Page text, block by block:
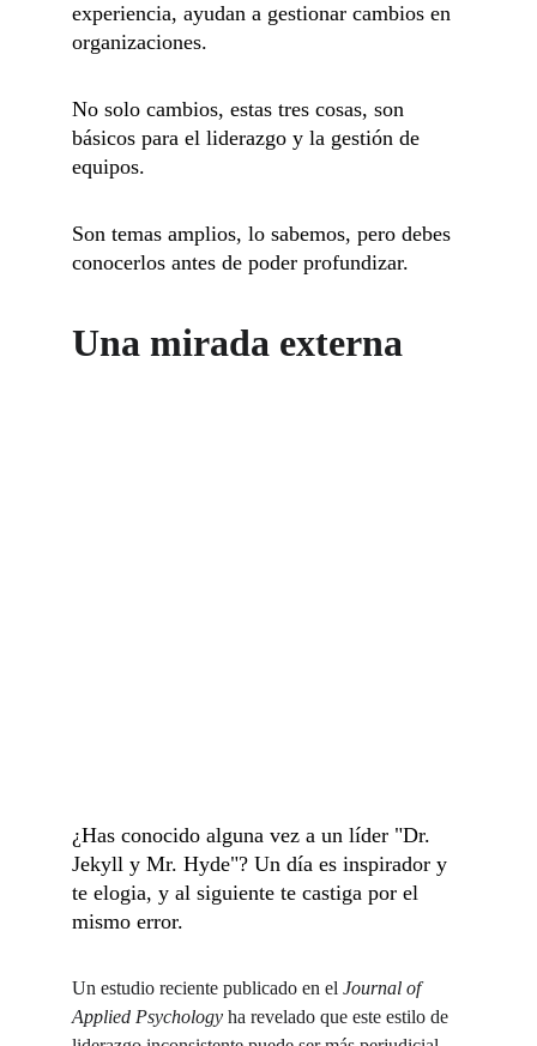
Una mirada externa
¿Has conocido alguna vez a un líder "Dr.
Jekyll y Mr. Hyde"? Un día es inspirador y
te elogia, y al siguiente te castiga por el
mismo error.
Un estudio reciente publicado en el Journal of
Applied Psychology ha revelado que este estilo de
experiencia, ayudan a gestionar cambios en
organizaciones.
No solo cambios, estas tres cosas, son
básicos para el liderazgo y la gestión de
equipos.
Son temas amplios, lo sabemos, pero debes
conocerlos antes de poder profundizar.